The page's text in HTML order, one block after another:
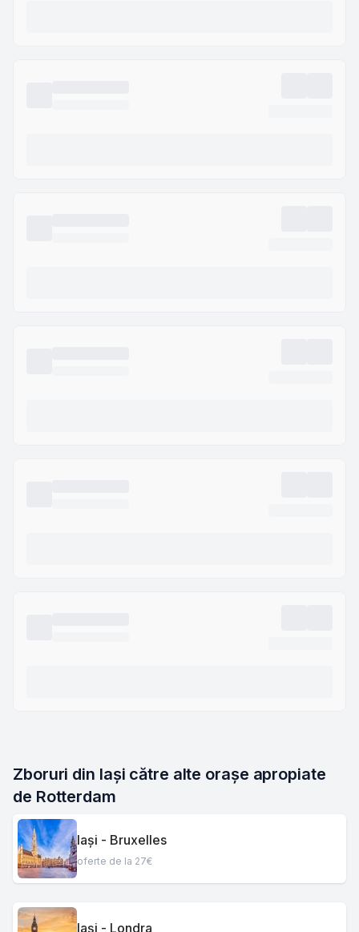
Zboruri din Iași către alte orașe apropiate
de Rotterdam
Iași - Bruxelles
oferte de la 27€
Iași - Londra